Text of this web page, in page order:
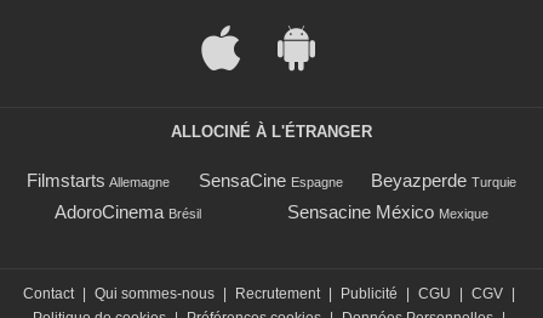
ALLOCINÉ À L'ÉTRANGER
Filmstarts Allemagne SensaCine Espagne Beyazperde Turquie
AdoroCinema Brésil Sensacine México Mexique
Contact Qui sommes-nous Recrutement Publicité CGU CGV